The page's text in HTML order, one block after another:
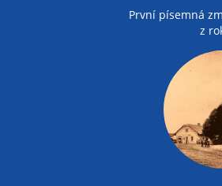
První písemná
z